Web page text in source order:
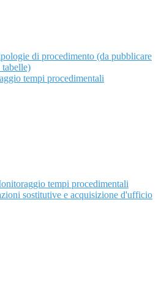
di procedimento (da pubblicare
tabelle)
tempi procedimentali
tempi procedimentali
sostitutive e acquisizione d'ufficio